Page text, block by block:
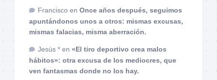
Francisco en Once años después, seguimos
apuntándonos unos a otros: mismas excusas,
mismas falacias, misma aberración.
Jesús * en «El tiro deportivo crea malos
hábitos»: otra excusa de los mediocres, que
ven fantasmas donde no los hay.